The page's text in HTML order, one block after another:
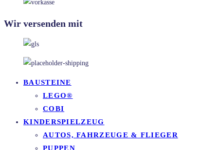
Wir versenden mit
BAUSTEINE
LEGO®
COBI
KINDERSPIELZEUG
AUTOS, FAHRZEUGE & FLIEGER
PUPPEN